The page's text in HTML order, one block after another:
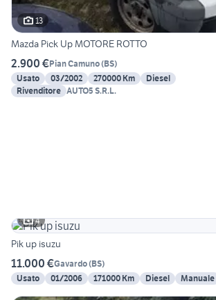
13
Mazda Pick Up MOTORE ROTTO
2.900 €Pian Camuno(BS)
Usato
03/2002 270000 Km
Diesel
Rivenditore AUTO5 S.R.L.
4
Pik up isuzu
11.000 €Gavardo(BS)
Usato
01/2006 171000 Km Diesel Manuale